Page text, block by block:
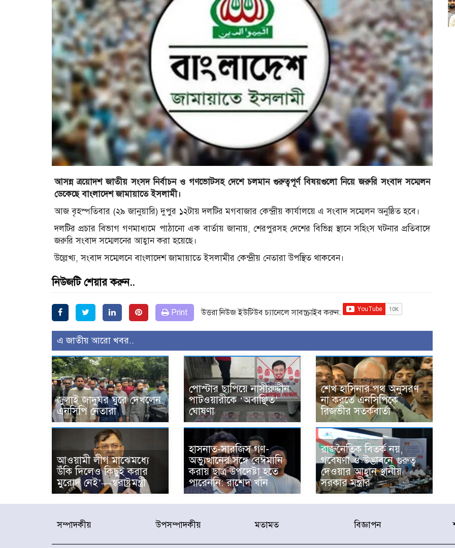
আসন্ন ত্রয়োদশ জাতীয় সংসদ নির্বাচন ও গণভোটসহ দেশে চলমান গুরুত্বপূর্ণ বিষয়গুলো নিয়ে জরুরি সংবাদ সম্মেলন
ডেকেছে বাংলাদেশ জামায়াতে ইসলামী।
আজ বৃহস্পতিবার (২৯ জানুয়ারি) দুপুর ১২টায় দলটির মগবাজার কেন্দ্রীয় কার্যালয়ে এ সংবাদ সম্মেলন অনুষ্ঠিত হবে।
দলটির প্রচার বিভাগ গণমাধ্যমে পাঠানো এক বার্তায় জানায়, শেরপুরসহ দেশের বিভিন্ন স্থানে সহিংস ঘটনার প্রতিবাদে
জরুরি সংবাদ সম্মেলনের আহ্বান করা হয়েছে।
উল্লেখ্য, সংবাদ সম্মেলনে বাংলাদেশ জামায়াতে ইসলামীর কেন্দ্রীয় নেতারা উপস্থিত থাকবেন।
নিউজটি শেয়ার করুন..
Print উত্তরা নিউজ ইউটিউব চ্যানেলে সাবস্ক্রাইব করুন:
এ জাতীয় আরো খবর..
জুলাই জাদুঘর ঘুরে দেখলেন
এনসিপি নেতারা
পোস্টার ছাপিয়ে নাসীরুদ্দীন
পাটওয়ারীকে ‘অবাঞ্ছিত’
ঘোষণা
শেখ হাসিনার পথ অনুসরণ
না করতে এনসিপিকে
রিজভীর সতর্কবার্তা
আওয়ামী লীগ মাঝেমধ্যে
উঁকি দিলেও কিছুই করার
মুরোদ নেই’—স্বরাষ্ট্রমন্ত্রী
হাসনাত-সারজিস গণ-
অভ্যুত্থানের সঙ্গে বেঈমানি
করায় ছাত্র উপদেষ্টা হতে
পারেননি: রাশেদ খাঁন
রাজনৈতিক বিতর্ক নয়,
গবেষণা ও উদ্ভাবনে গুরুত্ব
দেওয়ার আহ্বান স্থানীয়
সরকার মন্ত্রীর
সম্পাদকীয় উপসম্পাদকীয় মতামত বিজ্ঞাপন